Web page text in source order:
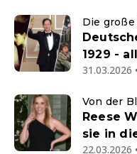
Die
1929 -
31.03.2026
Von der
Reese
sie in
22.03.2026